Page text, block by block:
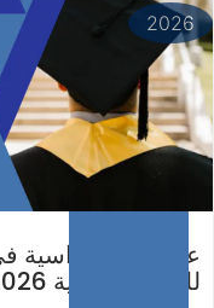
2026
عرض منح دراسية
للسنة الجامعية 2026-2027